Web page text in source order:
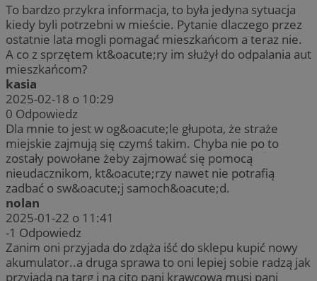
To bardzo przykra informacja, to była jedyna sytuacja
kiedy byli potrzebni w mieście. Pytanie dlaczego przez
ostatnie lata mogli pomagać mieszkańcom a teraz nie.
A co z sprzętem kt&oacute;ry im służył do odpalania aut
mieszkańcom?
kasia
2025-02-18 o 10:29
0 Odpowiedz
Dla mnie to jest w og&oacute;le głupota, że straże
miejskie zajmują się czymś takim. Chyba nie po to
zostały powołane żeby zajmować się pomocą
nieudacznikom, kt&oacute;rzy nawet nie potrafią
zadbać o sw&oacute;j samoch&oacute;d.
nolan
2025-01-22 o 11:41
-1 Odpowiedz
Zanim oni przyjada do zdąża iść do sklepu kupić nowy
akumulator..a druga sprawa to oni lepiej sobie radzą jak
przyjada na targ i na cito pani krawcowa musi pani